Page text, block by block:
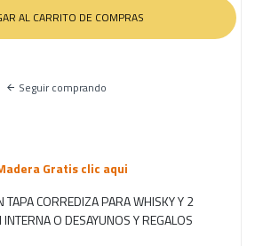
Seguir comprando
Gratis clic aqui
TAPA CORREDIZA PARA WHISKY Y 2
O DESAYUNOS Y REGALOS